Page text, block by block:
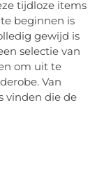
tijdloze items
beginnen is
gewijd is
selectie van
om uit te
Van
vinden die de